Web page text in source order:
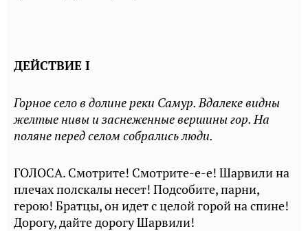
ДЕЙСТВИЕ I
Горное село в долине реки Самур. Вдалеке видны
желтые нивы и заснеженные вершины гор. На
поляне перед селом собрались люди.
ГОЛОСА. Смотрите! Смотрите-е-е! Шарвили на
плечах полскалы несет! Подсобите, парни,
герою! Братцы, он идет с целой горой на спине!
Дорогу, дайте дорогу Шарвили!